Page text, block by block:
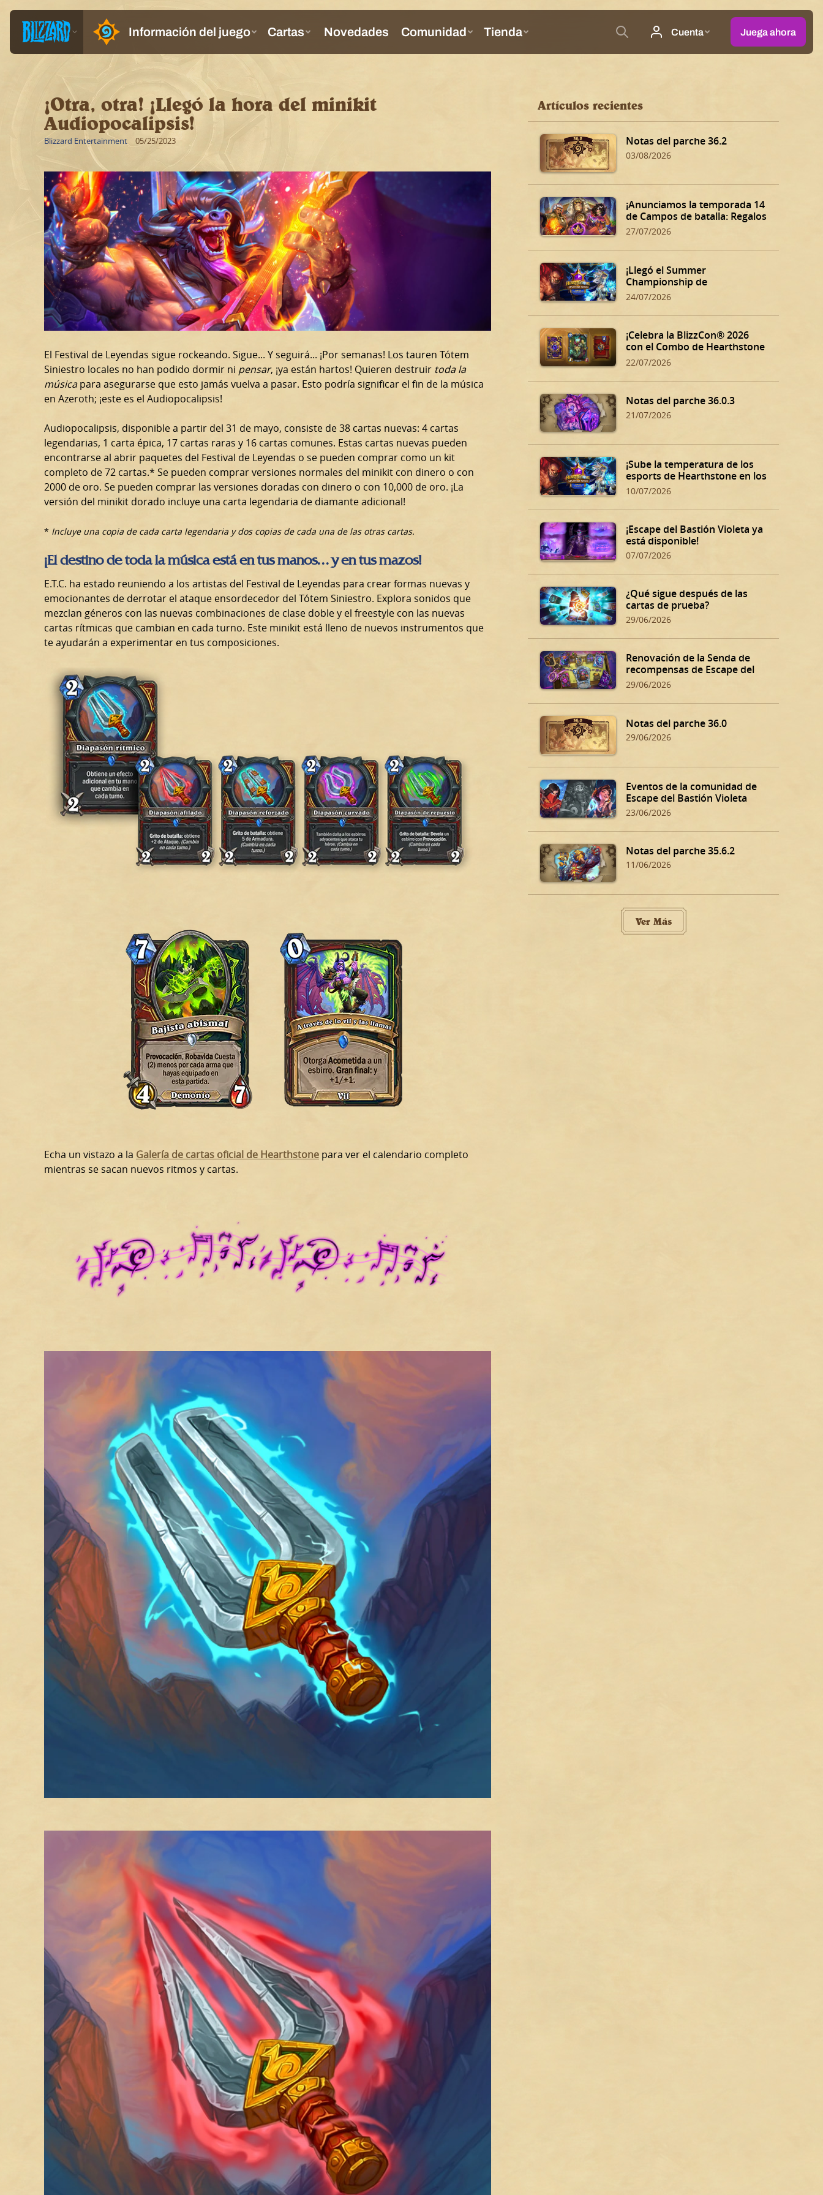
¡Otra, otra! ¡Llegó la hora del minikit
Audiopocalipsis!
Blizzard Entertainment 05/25/2023
El Festival de Leyendas sigue rockeando. Sigue... Y seguirá... ¡Por semanas! Los tauren Tótem
Siniestro locales no han podido dormir ni pensar, ¡ya están hartos! Quieren destruir toda la
músicapara asegurarse que esto jamás vuelva a pasar. Esto podría significar el fin de la música
en Azeroth; ¡este es el Audiopocalipsis!
Audiopocalipsis, disponible a partir del 31 de mayo, consiste de 38 cartas nuevas: 4 cartas
legendarias, 1 carta épica, 17 cartas raras y 16 cartas comunes. Estas cartas nuevas pueden
encontrarse al abrir paquetes del Festival de Leyendas o se pueden comprar como un kit
completo de 72 cartas.* Se pueden comprar versiones normales del minikit con dinero o con
2000 de oro. Se pueden comprar las versiones doradas con dinero o con 10,000 de oro. ¡La
versión del minikit dorado incluye una carta legendaria de diamante adicional!
* Incluye una copia de cada carta legendaria y dos copias de cada una de las otras cartas.
¡El destino de toda la música está en tus manos... y en tus mazos!
E.T.C. ha estado reuniendo a los artistas del Festival de Leyendas para crear formas nuevas y
emocionantes de derrotar el ataque ensordecedor del Tótem Siniestro. Explora sonidos que
mezclan géneros con las nuevas combinaciones de clase doble y el freestyle con las nuevas
cartas rítmicas que cambian en cada turno. Este minikit está lleno de nuevos instrumentos que
te ayudarán a experimentar en tus composiciones.
Echa un vistazo a la Galería de cartas oficial de Hearthstone para ver el calendario completo
mientras se sacan nuevos ritmos y cartas.
Artículos recientes
Notas del parche 36.2
03/08/2026
¡Anunciamos la temporada 14
de Campos de batalla: Regalos
oscuros de Dalaran!
27/07/2026
¡Llegó el Summer
Championship de
Hearthstone!
24/07/2026
¡Celebra la BlizzCon® 2026
con el Combo de Hearthstone
BlizzCon!
22/07/2026
Notas del parche 36.0.3
21/07/2026
¡Sube la temperatura de los
esports de Hearthstone en los
Summer Playoffs!
10/07/2026
¡Escape del Bastión Violeta ya
está disponible!
07/07/2026
¿Qué sigue después de las
cartas de prueba?
29/06/2026
Renovación de la Senda de
recompensas de Escape del
Bastión Violeta
29/06/2026
Notas del parche 36.0
29/06/2026
Eventos de la comunidad de
Escape del Bastión Violeta
23/06/2026
Notas del parche 35.6.2
11/06/2026
Ver Más